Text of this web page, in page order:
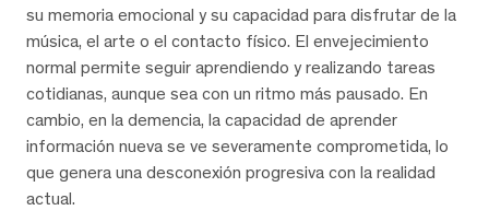
su memoria emocional y su capacidad para disfrutar de la
música, el arte o el contacto físico. El envejecimiento
normal permite seguir aprendiendo y realizando tareas
cotidianas, aunque sea con un ritmo más pausado. En
cambio, en la demencia, la capacidad de aprender
información nueva se ve severamente comprometida, lo
que genera una desconexión progresiva con la realidad
actual.